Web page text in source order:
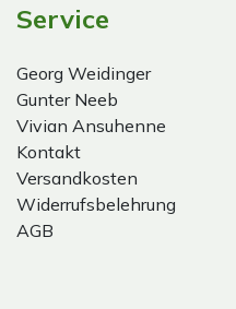
Service
Georg Weidinger
Gunter Neeb
Vivian Ansuhenne
Kontakt
Versandkosten
Widerrufsbelehrung
AGB